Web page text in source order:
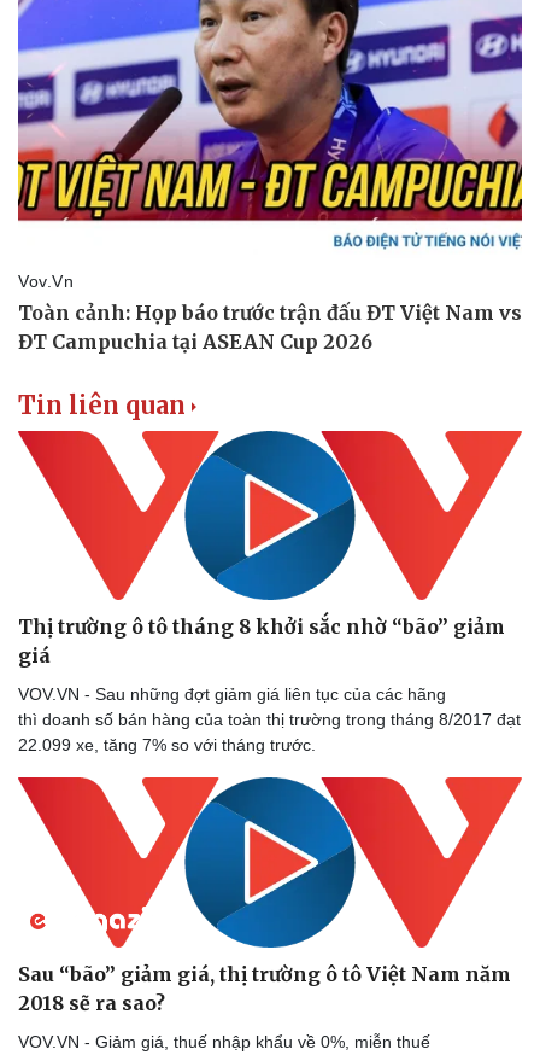
Doanh nghiệp
Thông tin doanh nghiệp
Doanh nghiệp 24h
Doanh nhân
Vì cộng đồng
Công nghệ
Sành điệu
Tin Công nghệ
Trải nghiệm
Chuyển đổi số
Tin liên quan
Thị trường ô tô tháng 8 khởi sắc nhờ “bão” giảm
giá
VOV.VN - Sau những đợt giảm giá liên tục của các hãng
thì doanh số bán hàng của toàn thị trường trong tháng 8/2017 đạt
22.099 xe, tăng 7% so với tháng trước.
Sau “bão” giảm giá, thị trường ô tô Việt Nam năm
2018 sẽ ra sao?
VOV.VN - Giảm giá, thuế nhập khẩu về 0%, miễn thuế